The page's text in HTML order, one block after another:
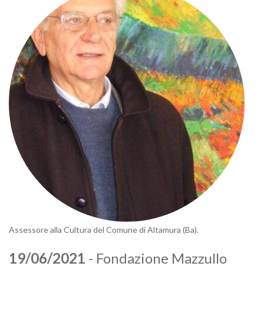
Assessore alla Cultura del Comune di Altamura (Ba).
19/06/2021 - Fondazione Mazzullo